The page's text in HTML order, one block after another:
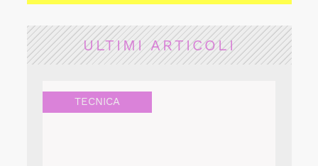
ULTIMI ARTICOLI
TECNICA